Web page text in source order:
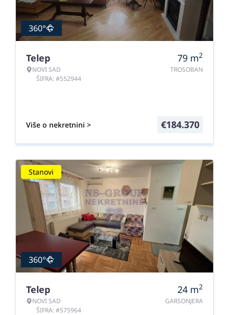
360°
Telep
NOVI SAD
ŠIFRA: #552944
79 m2
TROSOBAN
Više o nekretnini > €184.370
Stanovi
360°
Telep
NOVI SAD
ŠIFRA: #575964
24 m2
GARSONJERA